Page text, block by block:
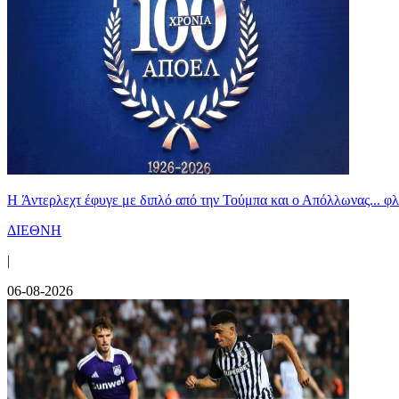
H Άντερλεχτ έφυγε με διπλό από την Τούμπα και ο Απόλλωνας...
ΔΙΕΘΝΗ
|
06-08-2026